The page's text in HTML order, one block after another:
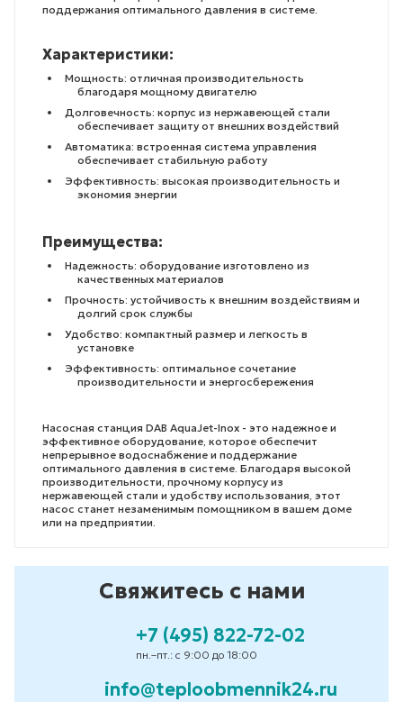
поддержания оптимального давления в системе.
Характеристики:
Мощность: отличная производительность
благодаря мощному двигателю
Долговечность: корпус из нержавеющей стали
обеспечивает защиту от внешних воздействий
Автоматика: встроенная система управления
обеспечивает стабильную работу
Эффективность: высокая производительность и
экономия энергии
Преимущества:
Надежность: оборудование изготовлено из
качественных материалов
Прочность: устойчивость к внешним воздействиям и
долгий срок службы
Удобство: компактный размер и легкость в
установке
Эффективность: оптимальное сочетание
производительности и энергосбережения
Насосная станция DAB AquaJet-Inox - это надежное и
эффективное оборудование, которое обеспечит
непрерывное водоснабжение и поддержание
оптимального давления в системе. Благодаря высокой
производительности, прочному корпусу из
нержавеющей стали и удобству использования, этот
насос станет незаменимым помощником в вашем доме
или на предприятии.
Свяжитесь с нами
+7 (495) 822-72-02
пн.–пт.: с 9:00 до 18:00
info@teploobmennik24.ru